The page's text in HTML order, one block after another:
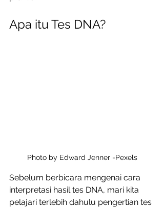
Apa itu Tes DNA?
Photo by Edward Jenner -Pexels
Sebelum berbicara mengenai cara
interpretasi hasil tes DNA, mari kita
pelajari terlebih dahulu pengertian tes